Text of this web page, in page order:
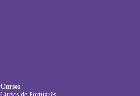
Cursos
Cursos de Português